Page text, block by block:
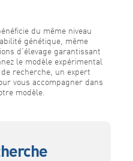
du même niveau
génétique, même
d’élevage garantissant
le modèle expérimental
recherche, un expert
vous accompagner dans
modèle.